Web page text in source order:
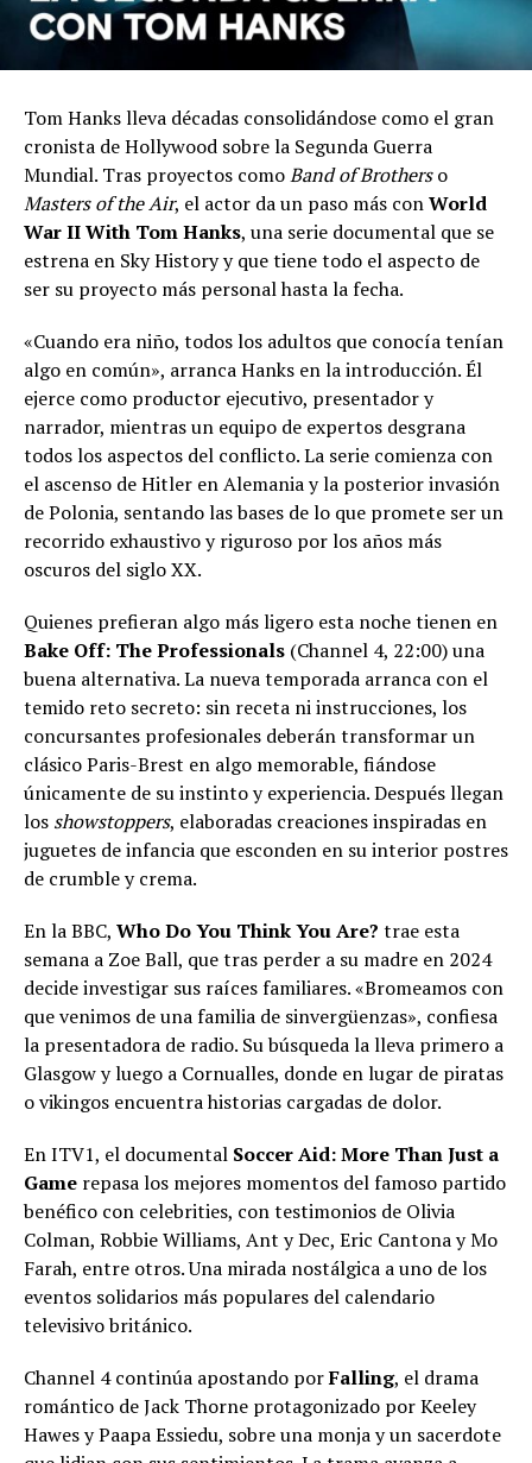
Tom Hanks lleva décadas consolidándose como el gran
cronista de Hollywood sobre la Segunda Guerra
Mundial. Tras proyectos comoBand of Brotherso
Masters of the Air, el actor da un paso más conWorld
War II With Tom Hanks, una serie documental que se
estrena en Sky History y que tiene todo el aspecto de
ser su proyecto más personal hasta la fecha.
«Cuando era niño, todos los adultos que conocía tenían
algo en común», arranca Hanks en la introducción. Él
ejerce como productor ejecutivo, presentador y
narrador, mientras un equipo de expertos desgrana
todos los aspectos del conflicto. La serie comienza con
el ascenso de Hitler en Alemania y la posterior invasión
de Polonia, sentando las bases de lo que promete ser un
recorrido exhaustivo y riguroso por los años más
oscuros del siglo XX.
Quienes prefieran algo más ligero esta noche tienen en
Bake Off: The Professionals (Channel 4, 22:00) una
buena alternativa. La nueva temporada arranca con el
temido reto secreto: sin receta ni instrucciones, los
concursantes profesionales deberán transformar un
clásico Paris-Brest en algo memorable, fiándose
únicamente de su instinto y experiencia. Después llegan
los showstoppers, elaboradas creaciones inspiradas en
juguetes de infancia que esconden en su interior postres
de crumble y crema.
En la BBC, Who Do You Think You Are? trae esta
semana a Zoe Ball, que tras perder a su madre en 2024
decide investigar sus raíces familiares. «Bromeamos con
que venimos de una familia de sinvergüenzas», confiesa
la presentadora de radio. Su búsqueda la lleva primero a
Glasgow y luego a Cornualles, donde en lugar de piratas
o vikingos encuentra historias cargadas de dolor.
En ITV1, el documental Soccer Aid: More Than Just a
Game repasa los mejores momentos del famoso partido
benéfico con celebrities, con testimonios de Olivia
Colman, Robbie Williams, Ant y Dec, Eric Cantona y Mo
Farah, entre otros. Una mirada nostálgica a uno de los
eventos solidarios más populares del calendario
televisivo británico.
Channel 4 continúa apostando porFalling, el drama
romántico de Jack Thorne protagonizado por Keeley
Hawes y Paapa Essiedu, sobre una monja y un sacerdote